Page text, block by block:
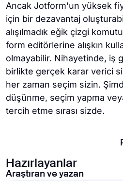
Ancak Jotform'un yüksek
için bir dezavantaj
alışılmadık eğik çizgi
form editörlerine alışkın
olmayabilir. Nihayetinde, iş
birlikte gerçek karar verici
her zaman seçim sizin.
düşünme, seçim yapma
tercih etme sırası sizde.
Hazırlayanlar
Araştıran ve yazan